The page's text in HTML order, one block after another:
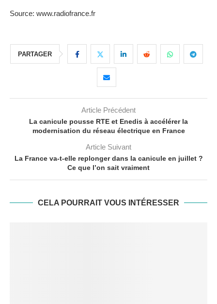
Source: www.radiofrance.fr
PARTAGER
Article Précédent
La canicule pousse RTE et Enedis à accélérer la
modernisation du réseau électrique en France
Article Suivant
La France va-t-elle replonger dans la canicule en juillet ?
Ce que l’on sait vraiment
CELA POURRAIT VOUS INTÉRESSER